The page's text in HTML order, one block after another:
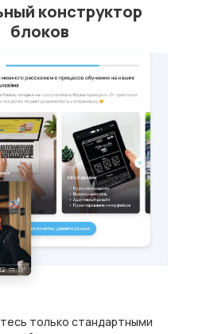
конструктор
блоков
только стандартными